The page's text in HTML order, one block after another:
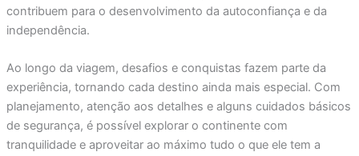
contribuem para o desenvolvimento da autoconfiança e da
independência.
Ao longo da viagem, desafios e conquistas fazem parte da
experiência, tornando cada destino ainda mais especial. Com
planejamento, atenção aos detalhes e alguns cuidados básicos
de segurança, é possível explorar o continente com
tranquilidade e aproveitar ao máximo tudo o que ele tem a